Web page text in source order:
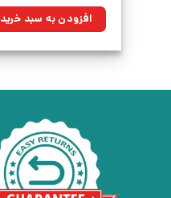
۴۵۵,۰۰۰تومان
بود.
افزودن به سبد خرید